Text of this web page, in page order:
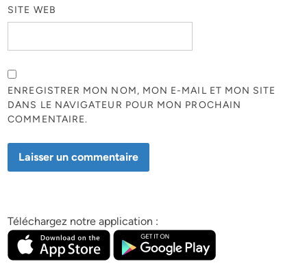
SITE WEB
ENREGISTRER MON NOM, MON E-MAIL ET MON SITE
DANS LE NAVIGATEUR POUR MON PROCHAIN
COMMENTAIRE.
Téléchargez notre application :